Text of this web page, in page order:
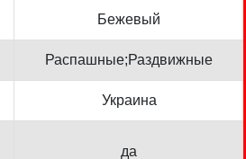
Бежевый
Распашные;Раздвижные
Украина
да